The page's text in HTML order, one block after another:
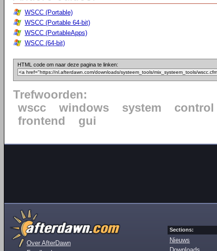
WSCC (Portable)
WSCC (Portable 64-bit)
WSCC (PortableApps)
WSCC (64-bit)
HTML code om naar deze pagina te linken:
Trefwoorden:
wscc
windows system
control
frontend
gui
Over AfterDawn
Sections:
Nieuws